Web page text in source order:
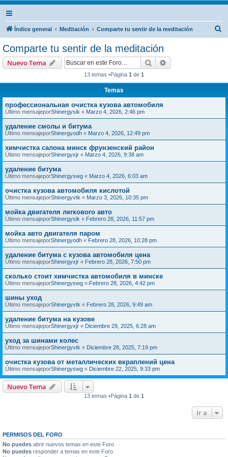
Índice general Meditación Comparte tu sentir de la meditación
Comparte tu sentir de la meditación
Nuevo Tema Buscar
13 temas •Página 1 de 1
Temas
профессиональная очистка кузова автомобиля
Último mensajeporShinergysik « Marzo 4, 2026, 2:46 pm
удаление смолы и битума
Último mensajeporShinergyodh « Marzo 4, 2026, 12:49 pm
химчистка салона минск фрунзенский район
Último mensajeporShinergyxjr « Marzo 4, 2026, 9:38 am
удаление битума
Último mensajeporShinergyswg « Marzo 4, 2026, 6:03 am
очистка кузова автомобиля кислотой
Último mensajeporShinergyvtk « Marzo 3, 2026, 10:35 pm
мойка двигателя легкового авто
Último mensajeporShinergysik « Febrero 28, 2026, 11:57 pm
мойка авто двигателя паром
Último mensajeporShinergyodh « Febrero 28, 2026, 10:28 pm
удаление битума с кузова автомобиля цена
Último mensajeporShinergyxjr « Febrero 28, 2026, 7:50 pm
сколько стоит химчистка автомобиля в минске
Último mensajeporShinergyswg « Febrero 28, 2026, 4:42 pm
шины уход
Último mensajeporShinergyvtk « Febrero 28, 2026, 9:49 am
удаление битума на кузове
Último mensajeporShinergyxjr « Diciembre 29, 2025, 6:28 am
уход за шинами колес
Último mensajeporShinergyvtk « Diciembre 28, 2025, 7:19 pm
очистка кузова от металлических вкраплений цена
Último mensajeporShinergyswg « Diciembre 22, 2025, 9:33 pm
Nuevo Tema
13 temas •Página 1 de 1
Ir a
PERMISOS DEL FORO
No puedes abrir nuevos temas en este Foro
No puedes responder a temas en este Foro